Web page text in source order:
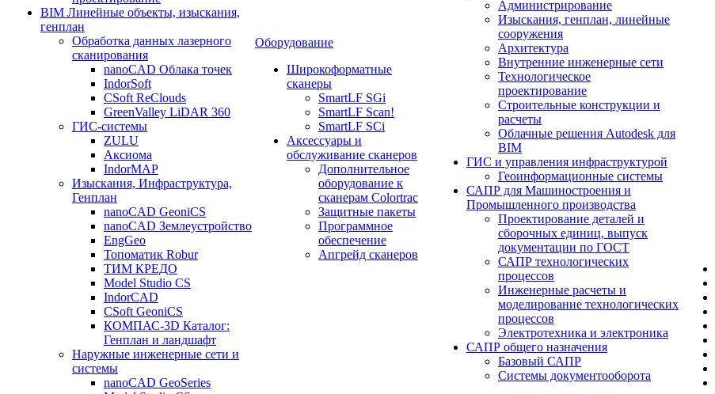
BIM Линейные объекты, изыскания,
генплан
Обработка данных лазерного
сканирования
nanoCAD Облака точек
IndorSoft
CSoft ReClouds
GreenValley LiDAR 360
ГИС-системы
ZULU
Аксиома
IndorMAP
Изыскания, Инфраструктура,
Генплан
nanoCAD GeoniCS
nanoCAD Землеустройство
EngGeo
Топоматик Robur
ТИМ КРЕДО
Model Studio CS
IndorCAD
CSoft GeoniCS
КОМПАС-3D Каталог:
Генплан и ландшафт
Наружные инженерные сети и
системы
nanoCAD GeoSeries
Оборудование
Широкоформатные
сканеры
SmartLF SGi
SmartLF Scan!
SmartLF SCi
Аксессуары и
обслуживание сканеров
Дополнительное
оборудование к
сканерам Colortrac
Защитные пакеты
Программное
обеспечение
Апгрейд сканеров
Администрирование
Изыскания, генплан, линейные
сооружения
Архитектура
Внутренние инженерные сети
Технологическое
проектирование
Строительные конструкции и
расчеты
Облачные решения Autodesk для
BIM
ГИС и управления инфраструктурой
Геоинформационные системы
САПР для Машиностроения и
Промышленного производства
Проектирование деталей и
сборочных единиц, выпуск
документации по ГОСТ
САПР технологических
процессов
Инженерные расчеты и
моделирование технологических
процессов
Электротехника и электроника
САПР общего назначения
Базовый САПР
Системы документооборота